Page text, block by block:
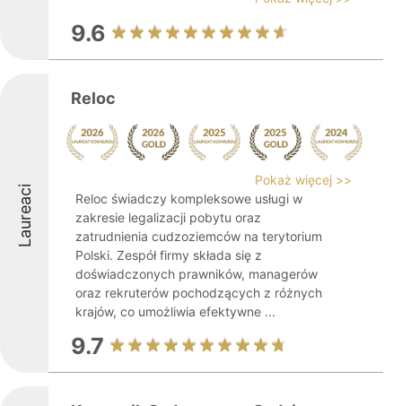
9.6
Laureaci
Reloc
Pokaż więcej >>
Reloc świadczy kompleksowe usługi w
zakresie legalizacji pobytu oraz
zatrudnienia cudzoziemców na terytorium
Polski. Zespół firmy składa się z
doświadczonych prawników, managerów
oraz rekruterów pochodzących z różnych
krajów, co umożliwia efektywne ...
9.7